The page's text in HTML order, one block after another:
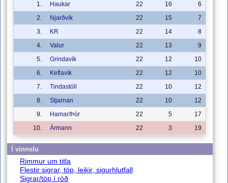
1.
Haukar 22 16
6
2.
Njarðvík 22 15
7
3.
KR 22 14
8
4.
Valur 22 13
9
5.
Grindavík 22 12
10
6.
Keflavík 22 12
10
7.
Tindastóll 22 10
12
8.
Stjarnan 22 10
12
9.
Hamar/Þór 22 5
17
10.
Ármann 22 3 19
Í vinnslu
Rimmur um titla
Flestir sigrar, töp, leikir, sigurhlutfall
Sigrar/töp í röð